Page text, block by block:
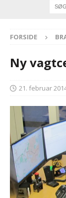
FORSIDE
Ny
21. februar